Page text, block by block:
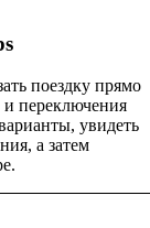
поездку прямо
переключения
увидеть
а затем